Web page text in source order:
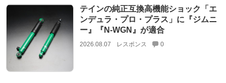
テインの純正互換高機能ショック「エ
ンデュラ・プロ・プラス」に『ジムニ
ー』『N-WGN』が適合
2026.08.07 レスポンス 0